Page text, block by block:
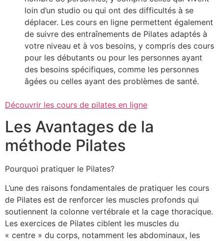
loin d’un studio ou qui ont des difficultés à se
déplacer. Les cours en ligne permettent également
de suivre des entraînements de Pilates adaptés à
votre niveau et à vos besoins, y compris des cours
pour les débutants ou pour les personnes ayant
des besoins spécifiques, comme les personnes
âgées ou celles ayant des problèmes de santé.
Découvrir les cours de pilates en ligne
Les Avantages de la
méthode Pilates
Pourquoi pratiquer le Pilates?
L’une des raisons fondamentales de pratiquer les cours
de Pilates est de renforcer les muscles profonds qui
soutiennent la colonne vertébrale et la cage thoracique.
Les exercices de Pilates ciblent les muscles du
« centre » du corps, notamment les abdominaux, les